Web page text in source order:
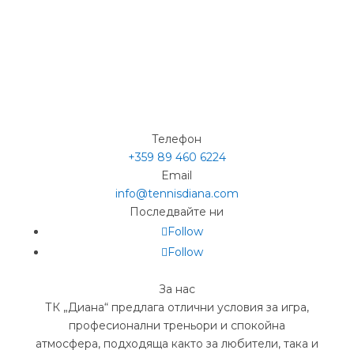
Телефон
+359 89 460 6224­
Email
info@tennisdiana.com
Последвайте ни
Follow
Follow
За нас
ТК „Диана“ предлага отлични условия за игра,
професионални треньори и спокойна
атмосфера, подходяща както за любители, така и